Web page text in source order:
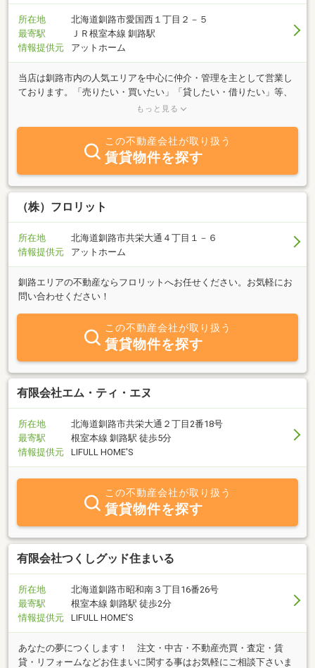
所在地
北海道釧路市愛国西１丁目２－５
最寄駅
ＪＲ根室本線 釧路駅
情報提供元
アットホーム
当店は釧路市内の人気エリアを中心に仲介・管理を主として営業し
ております。「売りたい・買いたい」「貸したい・借りたい」等、
何でもお気軽にご相談ください。経験豊富なスタッフは、お客様に
頂きます。ご希望、質問、ご意見をお知らせください。「釧路賃貸
館ドットコム」で今スグ検索！ネットワークにより全国各地、お取
扱中です。「賃貸マンション・アパート・テナント」オーナー様、
必見！！当店ホームページは無料で掲載できます。皆様のご来店を
心よりお待ちしております。
もっと見る
この不動産会社が取り扱う
賃貸物件を探す
（株）フロリット
所在地
北海道釧路市共栄大通４丁目１－６
情報提供元
アットホーム
釧路エリアの不動産ならフロリットへお任せください。お気軽にお
問い合わせください！
この不動産会社が取り扱う
賃貸物件を探す
有限会社エム・ティ・エヌ
所在地
北海道釧路市共栄大通２丁目2番18号
最寄駅
根室本線 釧路駅 徒歩5分
情報提供元
LIFULL HOME'S
この不動産会社が取り扱う
賃貸物件を探す
有限会社つくしグッド住まいる
所在地
北海道釧路市昭和南３丁目16番26号
最寄駅
根室本線 釧路駅 徒歩2分
情報提供元
LIFULL HOME'S
あなたの夢につくします！ 注文・中古・不動産売買・査定・賃
貸・リフォームなどお住まいに関する事はお気軽にご相談下さいま